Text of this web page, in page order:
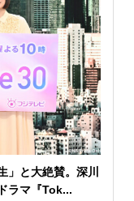
」と大絶賛。深川
ラマ『Tok...